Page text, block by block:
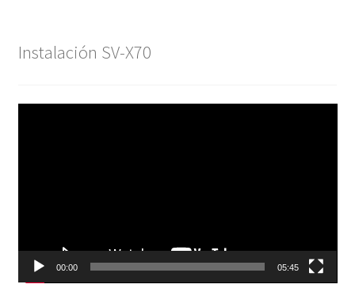
Instalación SV-X70
00:00 05:45